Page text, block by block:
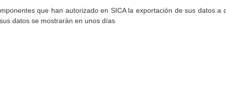
que han autorizado en SICA la exportación de sus datos
datos se mostrarán en unos días